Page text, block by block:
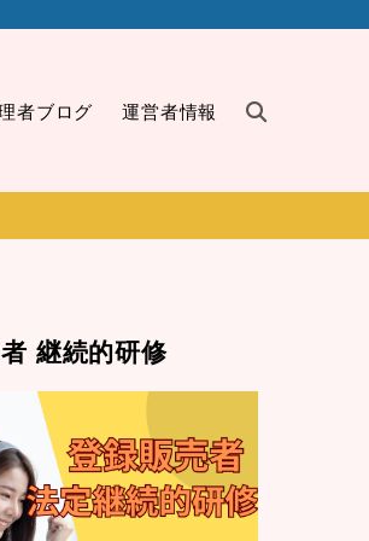
者ブログ 運営者情報
継続的研修